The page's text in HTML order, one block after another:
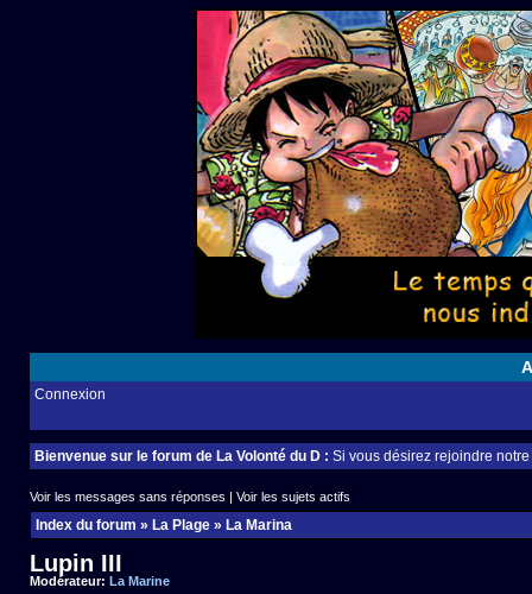
Connexion
Bienvenue sur le forum de La Volonté du D : Si vous désirez rejoindre
Voir les messages sans réponses | Voir les sujets actifs
Index du forum » La Plage » La Marina
Lupin III
Modérateur: La Marine